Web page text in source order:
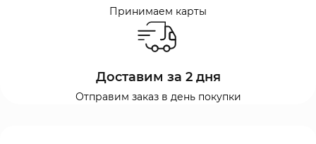
Принимаем карты
Доставим за 2 дня
Отправим заказ в день покупки